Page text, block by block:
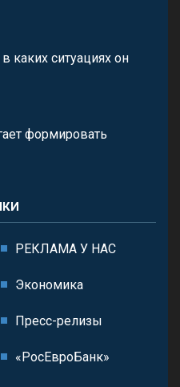
каких ситуациях он
формировать
РЕКЛАМА У НАС
Экономика
Пресс-релизы
«РосЕвроБанк»